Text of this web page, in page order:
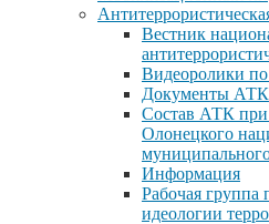
Вестник
Видеоролики по
Документы АТК
Состав АТК
Олонецкого
Информация
Рабочая группа
идеологии